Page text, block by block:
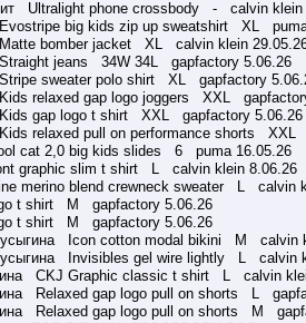
Ultralight phone crossbody - calvin klein
big kids zip up sweatshirt XL
bomber jacket XL calvin klein
jeans 34W 34L gapfactory 5.06.26
sweater polo shirt XL gapfactory
relaxed gap logo joggers XXL
gap logo t shirt XXL gapfactory 5.06.26
relaxed pull on performance shorts XXL
cat 2,0 big kids slides 6 puma 16.05.26
graphic slim t shirt L calvin klein 8.06.26
merino blend crewneck sweater L calvin
t shirt M gapfactory 5.06.26
t shirt M gapfactory 5.06.26
Icon cotton modal bikini M calvin
Invisibles gel wire lightly L calvin
CKJ Graphic classic t shirt L calvin
Relaxed gap logo pull on shorts L
Relaxed gap logo pull on shorts M